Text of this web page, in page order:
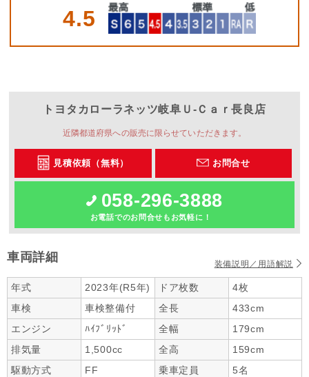
4.5
トヨタカローラネッツ岐阜 Ｕ‐Ｃａｒ長良店
近隣都道府県への販売に限らせていただきます。
見積依頼（無料） お問合せ
058-296-3888
お電話でのお問合せもお気軽に！
車両詳細 装備説明／用語解説
年式 2023年(R5年) ドア枚数
4枚
車検
車検整備付 全長
433cm
エンジン
ﾊｲﾌﾞﾘｯﾄﾞ 全幅
179cm
排気量
1,500cc 全高
159cm
駆動方式
FF 乗車定員
5名